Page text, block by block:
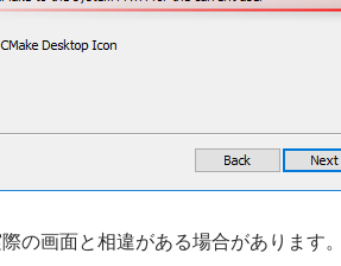
の画面と相違がある場合があります。